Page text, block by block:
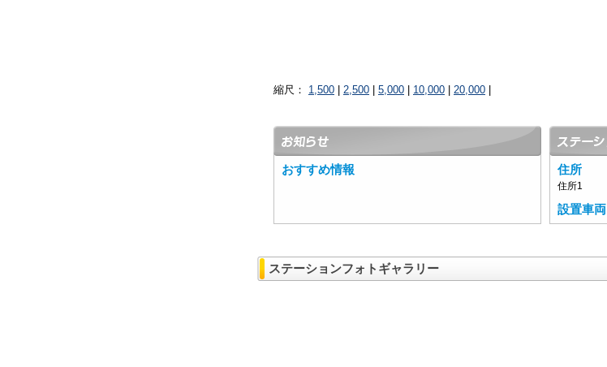
縮尺： 1,500 2,500 5,000 10,000 20,000
おすすめ情報 住所
住所1
設置車両
ステーションフォトギャラリー